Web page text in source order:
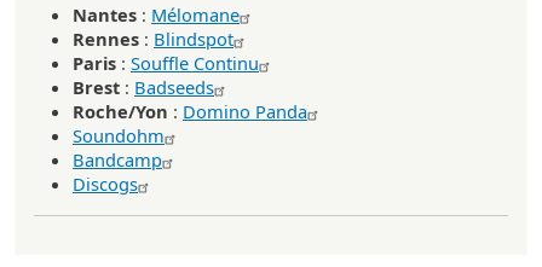
Nantes : Mélomane
Rennes : Blindspot
Paris : Souffle Continu
Brest : Badseeds
Roche/Yon : Domino Panda
Soundohm
Bandcamp
Discogs